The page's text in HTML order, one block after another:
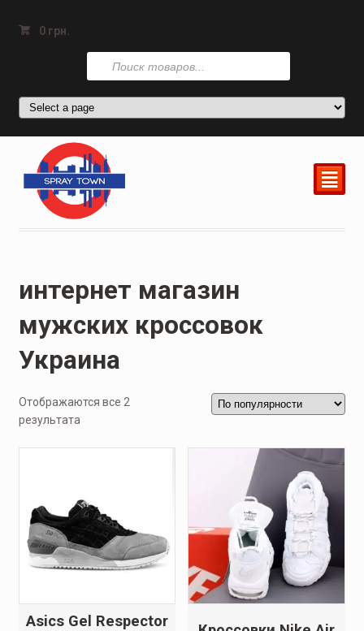
0 грн.
Поиск
товаров
²
интернет магазин
мужских кроссовок
Украина
Отображаются все 2
результата
Asics Gel Respector